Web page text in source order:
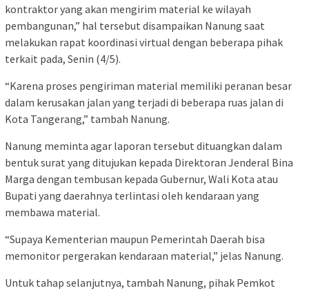
kontraktor yang akan mengirim material ke wilayah
pembangunan,” hal tersebut disampaikan Nanung saat
melakukan rapat koordinasi virtual dengan beberapa pihak
terkait pada, Senin (4/5).
“Karena proses pengiriman material memiliki peranan besar
dalam kerusakan jalan yang terjadi di beberapa ruas jalan di
Kota Tangerang,” tambah Nanung.
Nanung meminta agar laporan tersebut dituangkan dalam
bentuk surat yang ditujukan kepada Direktoran Jenderal Bina
Marga dengan tembusan kepada Gubernur, Wali Kota atau
Bupati yang daerahnya terlintasi oleh kendaraan yang
membawa material.
“Supaya Kementerian maupun Pemerintah Daerah bisa
memonitor pergerakan kendaraan material,” jelas Nanung.
Untuk tahap selanjutnya, tambah Nanung, pihak Pemkot